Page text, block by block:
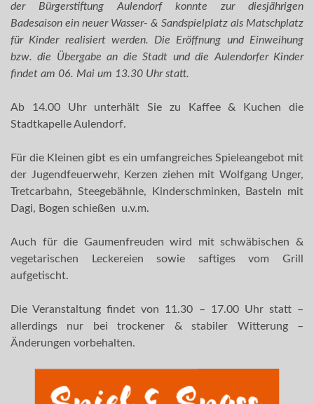
der Bürgerstiftung Aulendorf konnte zur diesjährigen
Badesaison ein neuer Wasser- & Sandspielplatz als Matschplatz
für Kinder realisiert werden. Die Eröffnung und Einweihung
bzw. die Übergabe an die Stadt und die Aulendorfer Kinder
findet am 06. Mai um 13.30 Uhr statt.
Ab 14.00 Uhr unterhält Sie zu Kaffee & Kuchen die
Stadtkapelle Aulendorf.
Für die Kleinen gibt es ein umfangreiches Spieleangebot mit
der Jugendfeuerwehr, Kerzen ziehen mit Wolfgang Unger,
Tretcarbahn, Steegebähnle, Kinderschminken, Basteln mit
Dagi, Bogen schießen u.v.m.
Auch für die Gaumenfreuden wird mit schwäbischen &
vegetarischen Leckereien sowie saftiges vom Grill
aufgetischt.
Die Veranstaltung findet von 11.30 – 17.00 Uhr statt –
allerdings nur bei trockener & stabiler Witterung –
Änderungen vorbehalten.